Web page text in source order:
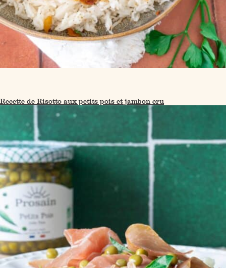
Recette de Risotto aux petits pois et jambon cru